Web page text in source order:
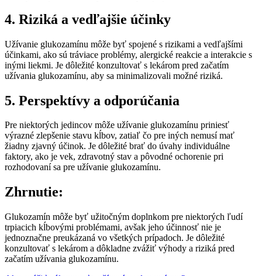
4. Riziká a vedľajšie účinky
Užívanie glukozamínu môže byť spojené s rizikami a vedľajšími
účinkami, ako sú tráviace problémy, alergické reakcie a interakcie s
inými liekmi. Je dôležité konzultovať s lekárom pred začatím
užívania glukozamínu, aby sa minimalizovali možné riziká.
5. Perspektívy a odporúčania
Pre niektorých jedincov môže užívanie glukozamínu priniesť
výrazné zlepšenie stavu kĺbov, zatiaľ čo pre iných nemusí mať
žiadny zjavný účinok. Je dôležité brať do úvahy individuálne
faktory, ako je vek, zdravotný stav a pôvodné ochorenie pri
rozhodovaní sa pre užívanie glukozamínu.
Zhrnutie:
Glukozamín môže byť užitočným doplnkom pre niektorých ľudí
trpiacich kĺbovými problémami, avšak jeho účinnosť nie je
jednoznačne preukázaná vo všetkých prípadoch. Je dôležité
konzultovať s lekárom a dôkladne zvážiť výhody a riziká pred
začatím užívania glukozamínu.